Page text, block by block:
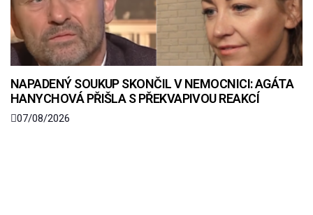
NAPADENÝ SOUKUP SKONČIL V NEMOCNICI: AGÁTA
HANYCHOVÁ PŘIŠLA S PŘEKVAPIVOU REAKCÍ
07/08/2026